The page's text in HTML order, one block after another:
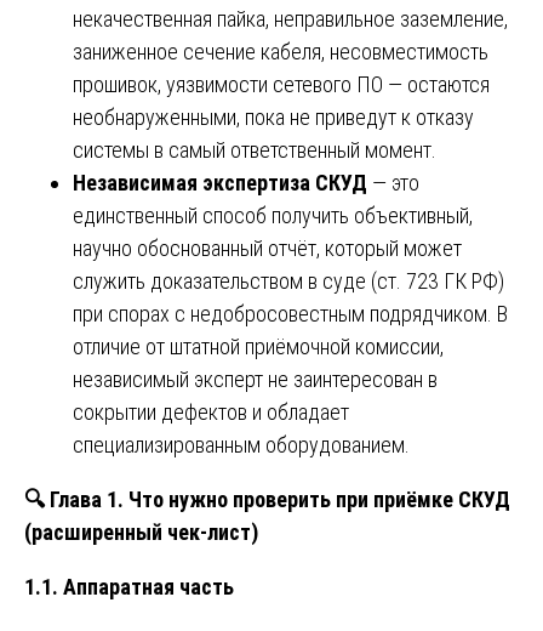
некачественная пайка, неправильное заземление,
заниженное сечение кабеля, несовместимость
прошивок, уязвимости сетевого ПО — остаются
необнаруженными, пока не приведут к отказу
системы в самый ответственный момент.
Независимая экспертиза СКУД — это
единственный способ получить объективный,
научно обоснованный отчёт, который может
служить доказательством в суде (ст. 723 ГК РФ)
при спорах с недобросовестным подрядчиком. В
отличие от штатной приёмочной комиссии,
независимый эксперт не заинтересован в
сокрытии дефектов и обладает
специализированным оборудованием.
🔍Глава 1. Что нужно проверить при приёмке СКУД
(расширенный чек-лист)
1.1. Аппаратная часть